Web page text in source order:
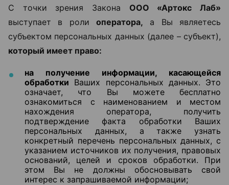
С точки зрения Закона ООО «Артокс Лаб»
выступает в роли оператора, а Вы являетесь
субъектом персональных данных (далее – субъект),
который имеет право:
на получение информации, касающейся
обработки Ваших персональных данных. Это
означает, что Вы можете бесплатно
ознакомиться с наименованием и местом
нахождения оператора, получить
подтверждение факта обработки Ваших
персональных данных, а также узнать
конкретный перечень персональных данных, с
указанием источников их получения, правовых
оснований, целей и сроков обработки. При
этом Вы не должны обосновывать свой
интерес к запрашиваемой информации;